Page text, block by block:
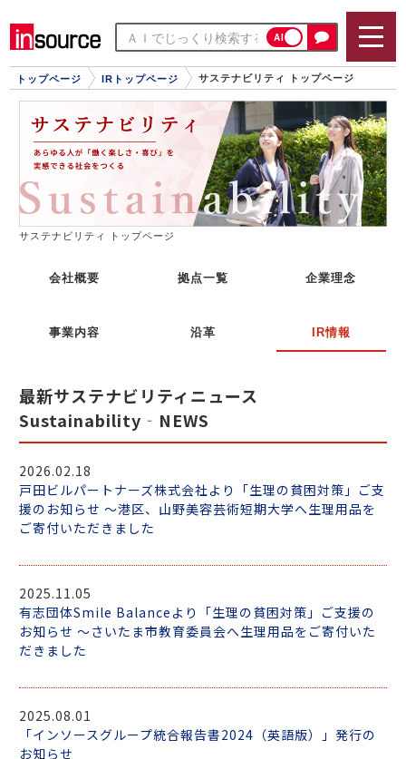
AI
トップページ IRトップページ サステナビリティ トップページ
サステナビリティ トップページ
会社概要 拠点一覧 企業理念
事業内容 沿革 IR情報
最新サステナビリティニュース
Sustainability‐NEWS
2026.02.18
戸田ビルパートナーズ株式会社より「生理の貧困対策」ご支
援のお知らせ ～港区、山野美容芸術短期大学へ生理用品を
ご寄付いただきました
2025.11.05
有志団体Smile Balanceより「生理の貧困対策」ご支援の
お知らせ ～さいたま市教育委員会へ生理用品をご寄付いた
だきました
2025.08.01
「インソースグループ統合報告書2024（英語版）」発行の
お知らせ